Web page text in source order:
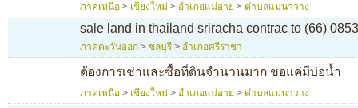
ภาคเหนือ > เชียงใหม่ > อำเภอแม่อาย > ตำบลแม่นาวาง
sale land in thailand sriracha contrac to (66)
ภาคตะวันออก > ชลบุรี > อำเภอศรีราชา
ต้องการเช่าและซื้อที่ดินจำนวนมาก ขอแค่มีบ่อน้ำ
ภาคเหนือ > เชียงใหม่ > อำเภอแม่อาย > ตำบลแม่นาวาง